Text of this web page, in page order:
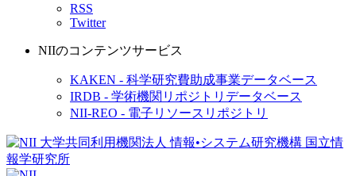
RSS
Twitter
NIIのコンテンツサービス
KAKEN - 科学研究費助成事業データベース
IRDB - 学術機関リポジトリデータベース
NII-REO - 電子リソースリポジトリ